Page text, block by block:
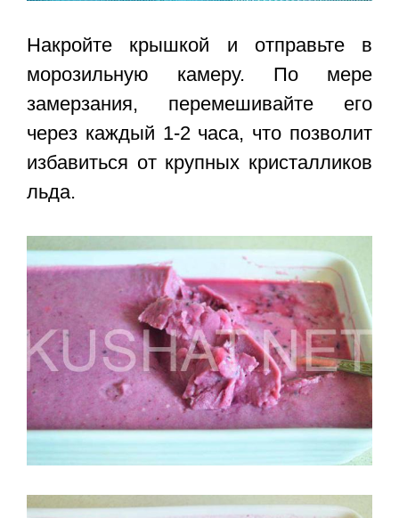
Накройте крышкой и отправьте в
морозильную камеру. По мере
замерзания, перемешивайте его
через каждый 1-2 часа, что позволит
избавиться от крупных кристалликов
льда.